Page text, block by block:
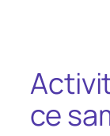
ce